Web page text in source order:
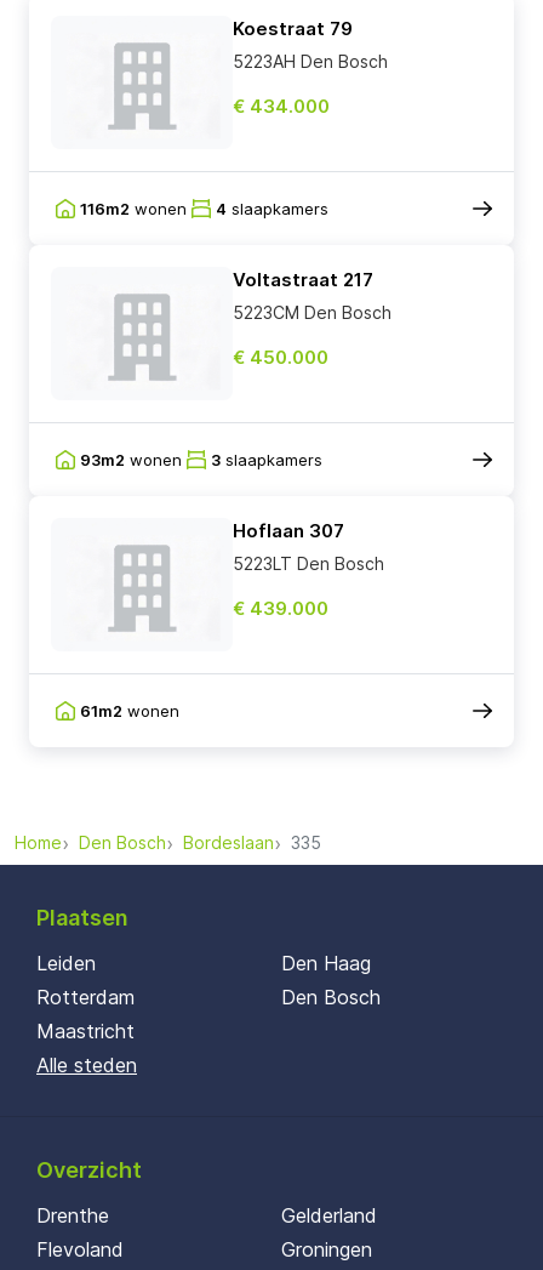
Koestraat 79
5223AH Den Bosch
€ 434.000
116m2 wonen 4 slaapkamers
Voltastraat 217
5223CM Den Bosch
€ 450.000
93m2 wonen 3 slaapkamers
Hoflaan 307
5223LT Den Bosch
€ 439.000
61m2 wonen
Home Den Bosch Bordeslaan 335
Plaatsen
Leiden
Rotterdam
Maastricht
Den Haag
Den Bosch
Alle steden
Overzicht
Drenthe
Flevoland
Gelderland
Groningen